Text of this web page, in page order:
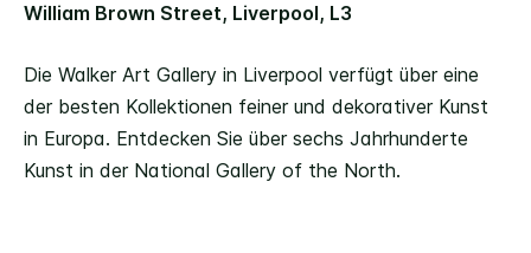
William Brown Street, Liverpool, L3
Die Walker Art Gallery in Liverpool verfügt über eine
der besten Kollektionen feiner und dekorativer Kunst
in Europa. Entdecken Sie über sechs Jahrhunderte
Kunst in der National Gallery of the North.